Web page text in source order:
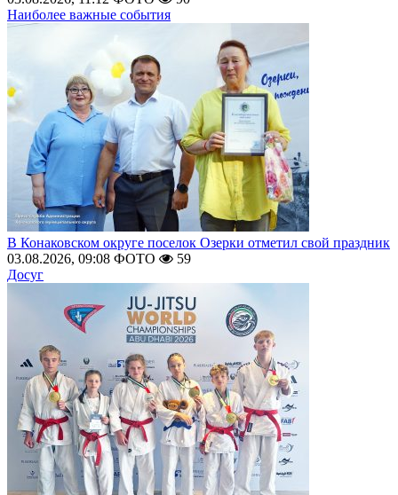
Наиболее важные события
В Конаковском округе поселок Озерки отметил свой праздник
03.08.2026, 09:08 ФОТО
59
Досуг